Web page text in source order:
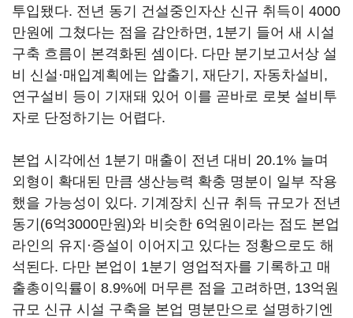
투입됐다. 전년 동기 건설중인자산 신규 취득이 4000
만원에 그쳤다는 점을 감안하면, 1분기 들어 새 시설
구축 흐름이 본격화된 셈이다. 다만 분기보고서상 설
비 신설·매입계획에는 압출기, 재단기, 자동차설비,
연구설비 등이 기재돼 있어 이를 곧바로 로봇 설비투
자로 단정하기는 어렵다.
본업 시각에선 1분기 매출이 전년 대비 20.1% 늘며
외형이 확대된 만큼 생산능력 확충 명분이 일부 작용
했을 가능성이 있다. 기계장치 신규 취득 규모가 전년
동기(6억3000만원)와 비슷한 6억원이라는 점도 본업
라인의 유지·증설이 이어지고 있다는 정황으로도 해
석된다. 다만 본업이 1분기 영업적자를 기록하고 매
출총이익률이 8.9%에 머무른 점을 고려하면, 13억원
규모 신규 시설 구축을 본업 명분만으로 설명하기엔